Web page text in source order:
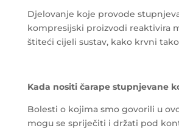
Djelovanje koje provode
kompresijski proizvodi reaktivira
štiteći cijeli sustav, kako krvni
Kada nositi čarape stupnjevane
Bolesti o kojima smo govorili u
mogu se spriječiti i držati pod